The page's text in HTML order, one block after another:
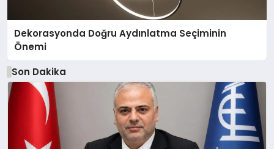
Dekorasyonda Doğru Aydınlatma Seçiminin
Önemi
Son Dakika